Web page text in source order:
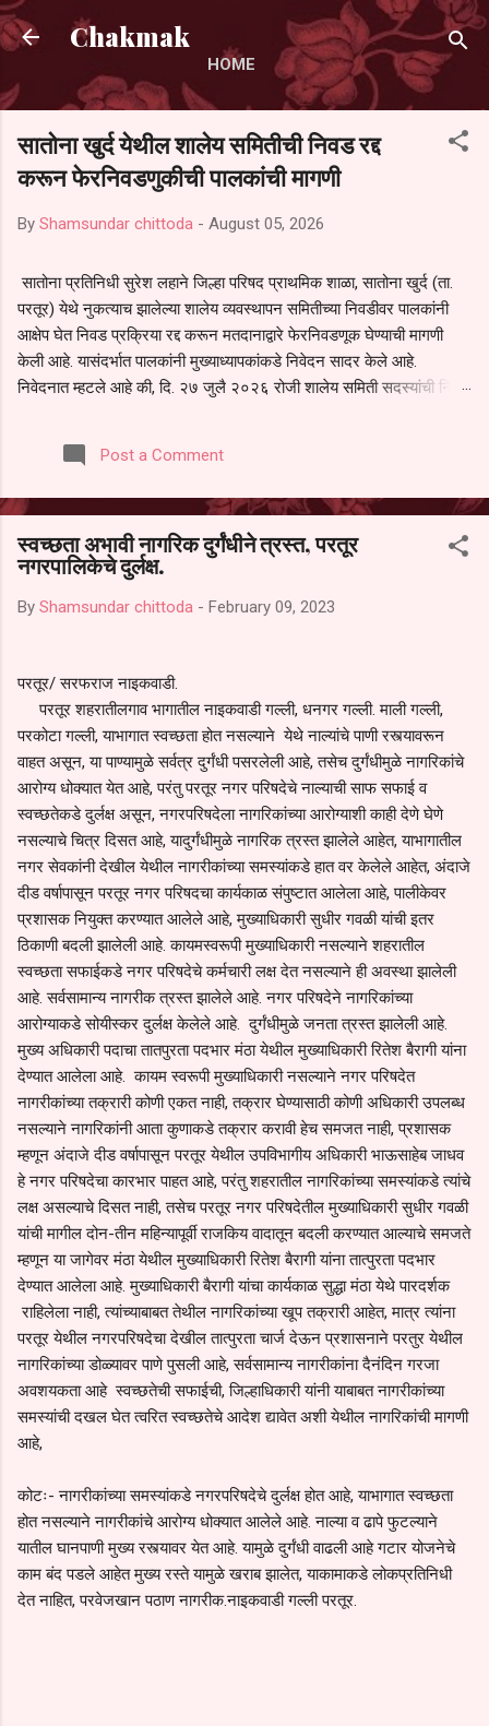
Skip to main content
Chakmak
HOME
सातोना खुर्द येथील शालेय समितीची निवड रद्द
करून फेरनिवडणुकीची पालकांची मागणी
By Shamsundar chittoda - August 05, 2026
सातोना प्रतिनिधी सुरेश लहाने जिल्हा परिषद प्राथमिक शाळा, सातोना खुर्द (ता.
परतूर) येथे नुकत्याच झालेल्या शालेय व्यवस्थापन समितीच्या निवडीवर पालकांनी
आक्षेप घेत निवड प्रक्रिया रद्द करून मतदानाद्वारे फेरनिवडणूक घेण्याची मागणी
केली आहे. यासंदर्भात पालकांनी मुख्याध्यापकांकडे निवेदन सादर केले आहे.
निवेदनात म्हटले आहे की, दि. २७ जुलै २०२६ रोजी शालेय समिती सदस्यांची निवड
पालकांना देण्यात आली नसल्याने मोठ्या संख्येने पालक बैठकीस उपस्थित राहू शकले
नाहीत. तसेच सर्व पालकांना विश्वासात न घेता निवड प्रक्रिया पूर्ण करण्यात
करण्यात यावी आणि सर्व पालकांच्या उपस्थितीत मतदान पद्धतीने शालेय समितीची
फेरनिवडणूक घेण्यात यावी, अशी मागणी पालकांनी केली आहे. या निवेदनाच्या प्रती
जिल्हा शिक्षण अधिकारी (प्राथमिक), जालना तसेच तालुका शिक्षण अधिकारी,
परतूर यांनाही पाठविण्यात आल्या असून प्रशासन याबाबत काय निर्णय घेते, याकडे
Post a Comment
स्वच्छता अभावी नागरिक दुर्गंधीने त्रस्त, परतूर
नगरपालिकेचे दुर्लक्ष.
By Shamsundar chittoda - February 09, 2023
परतूर/ सरफराज नाइकवाडी.
परतूर शहरातीलगाव भागातील नाइकवाडी गल्ली, धनगर गल्ली. माली गल्ली,
परकोटा गल्ली, याभागात स्वच्छता होत नसल्याने येथे नाल्यांचे पाणी रस्त्यावरून
वाहत असून, या पाण्यामुळे सर्वत्र दुर्गंधी पसरलेली आहे, तसेच दुर्गंधीमुळे नागरिकांचे
आरोग्य धोक्यात येत आहे, परंतु परतूर नगर परिषदेचे नाल्याची साफ सफाई व
स्वच्छतेकडे दुर्लक्ष असून, नगरपरिषदेला नागरिकांच्या आरोग्याशी काही देणे घेणे
नसल्याचे चित्र दिसत आहे, यादुर्गंधीमुळे नागरिक त्रस्त झालेले आहेत, याभागातील
नगर सेवकांनी देखील येथील नागरीकांच्या समस्यांकडे हात वर केलेले आहेत, अंदाजे
दीड वर्षापासून परतूर नगर परिषदचा कार्यकाळ संपुष्टात आलेला आहे, पालीकेवर
प्रशासक नियुक्त करण्यात आलेले आहे, मुख्याधिकारी सुधीर गवळी यांची इतर
ठिकाणी बदली झालेली आहे. कायमस्वरूपी मुख्याधिकारी नसल्याने शहरातील
स्वच्छता सफाईकडे नगर परिषदेचे कर्मचारी लक्ष देत नसल्याने ही अवस्था झालेली
आहे. सर्वसामान्य नागरीक त्रस्त झालेले आहे. नगर परिषदेने नागरिकांच्या
आरोग्याकडे सोयीस्कर दुर्लक्ष केलेले आहे. दुर्गंधीमुळे जनता त्रस्त झालेली आहे.
मुख्य अधिकारी पदाचा तातपुरता पदभार मंठा येथील मुख्याधिकारी रितेश बैरागी यांना
देण्यात आलेला आहे. कायम स्वरूपी मुख्याधिकारी नसल्याने नगर परिषदेत
नागरीकांच्या तक्रारी कोणी एकत नाही, तक्रार घेण्यासाठी कोणी अधिकारी उपलब्ध
नसल्याने नागरिकांनी आता कुणाकडे तक्रार करावी हेच समजत नाही, प्रशासक
म्हणून अंदाजे दीड वर्षापासून परतूर येथील उपविभागीय अधिकारी भाऊसाहेब जाधव
हे नगर परिषदेचा कारभार पाहत आहे, परंतु शहरातील नागरिकांच्या समस्यांकडे त्यांचे
लक्ष असल्याचे दिसत नाही, तसेच परतूर नगर परिषदेतील मुख्याधिकारी सुधीर गवळी
यांची मागील दोन-तीन महिन्यापूर्वी राजकिय वादातून बदली करण्यात आल्याचे समजते
म्हणून या जागेवर मंठा येथील मुख्याधिकारी रितेश बैरागी यांना तात्पुरता पदभार
देण्यात आलेला आहे. मुख्याधिकारी बैरागी यांचा कार्यकाळ सुद्धा मंठा येथे पारदर्शक
राहिलेला नाही, त्यांच्याबाबत तेथील नागरिकांच्या खूप तक्रारी आहेत, मात्र त्यांना
परतूर येथील नगरपरिषदेचा देखील तात्पुरता चार्ज देऊन प्रशासनाने परतुर येथील
नागरिकांच्या डोळ्यावर पाणे पुसली आहे, सर्वसामान्य नागरीकांना दैनंदिन गरजा
अवशयकता आहे स्वच्छतेची सफाईची, जिल्हाधिकारी यांनी याबाबत नागरीकांच्या
समस्यांची दखल घेत त्वरित स्वच्छतेचे आदेश द्यावेत अशी येथील नागरिकांची मागणी
आहे,
कोटः- नागरीकांच्या समस्यांकडे नगरपरिषदेचे दुर्लक्ष होत आहे, याभागात स्वच्छता
होत नसल्याने नागरीकांचे आरोग्य धोक्यात आलेले आहे. नाल्या व ढापे फुटल्याने
यातील घानपाणी मुख्य रस्त्यावर येत आहे. यामुळे दुर्गंधी वाढली आहे गटार योजनेचे
काम बंद पडले आहेत मुख्य रस्ते यामुळे खराब झालेत, याकामाकडे लोकप्रतिनिधी
देत नाहित, परवेजखान पठाण नागरीक.नाइकवाडी गल्ली परतूर.